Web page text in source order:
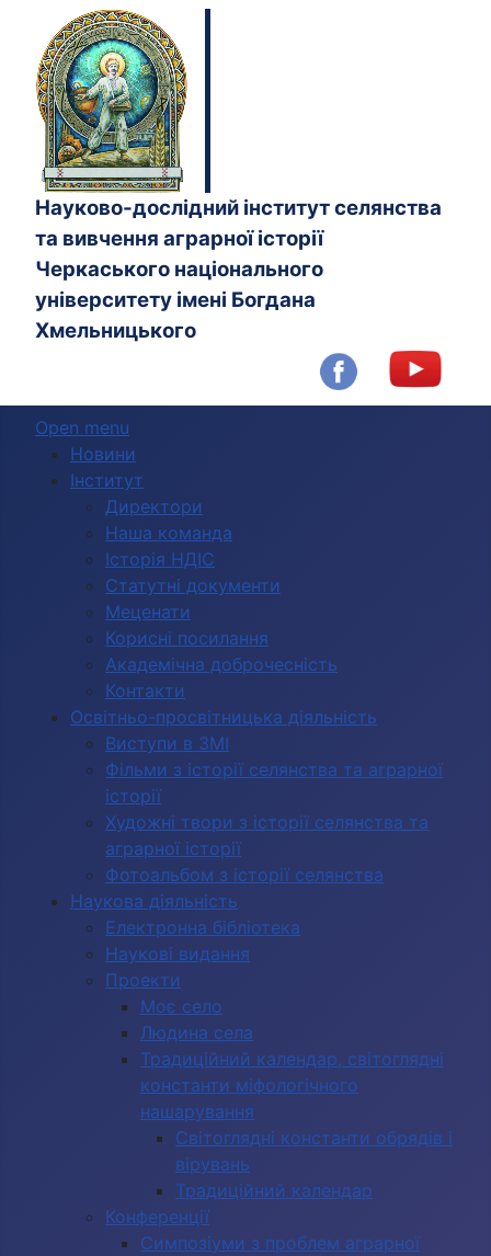
Науково-дослідний інститут селянства
та вивчення аграрної історії
Черкаського національного
університету імені Богдана
Хмельницького
Open menu
Новини
Інститут
Директори
Наша команда
Історія НДІС
Статутні документи
Меценати
Корисні посилання
Академічна доброчесність
Контакти
Освітньо-просвітницька діяльність
Виступи в ЗМІ
Фільми з історії селянства та аграрної
історії
Художні твори з історії селянства та
аграрної історії
Фотоальбом з історії селянства
Наукова діяльність
Електронна бібліотека
Наукові видання
Проекти
Моє село
Людина села
Традиційний календар, світоглядні
константи міфологічного
нашарування
Світоглядні константи обрядів і
вірувань
Традиційний календар
Конференції
Симпозіуми з проблем аграрної